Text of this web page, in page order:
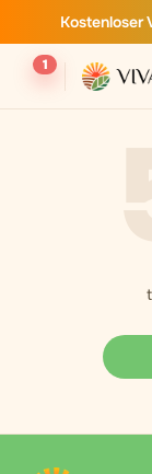
Kostenloser
1